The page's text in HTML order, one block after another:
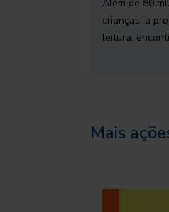
Além de 80
crianças, a
leitura,
Mais